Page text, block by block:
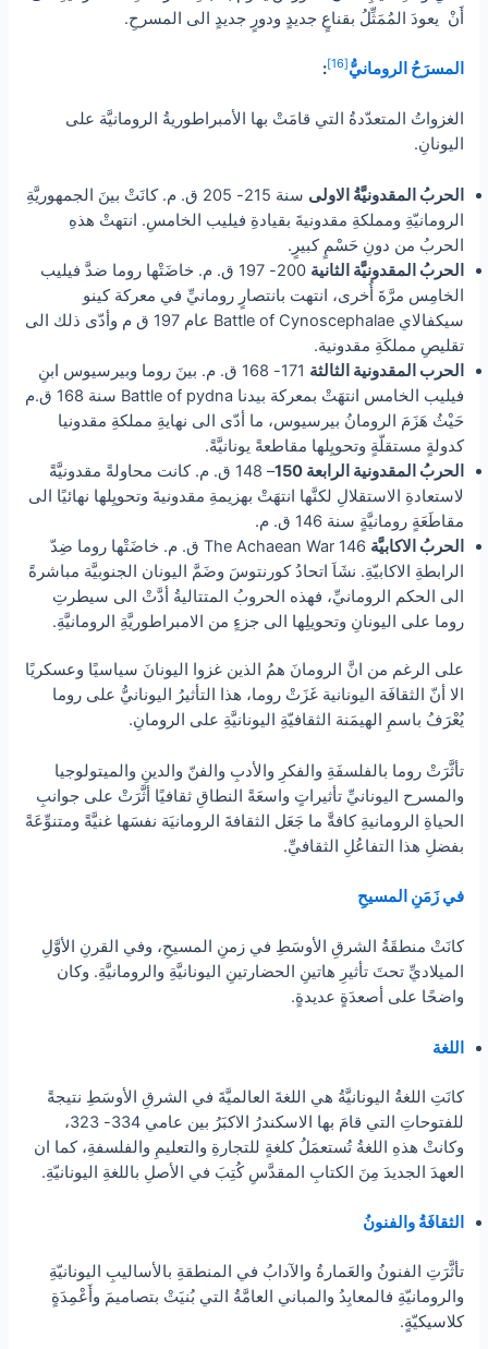
أَنْ يعودَ المُمَثِّلُ بقناعٍ جديدٍ ودورٍ جديدٍ الى المسرحِ.
المسرَحُ الرومانيُّ[16]
:
الغزواتُ المتعدّدةُ التي قامَتْ بها الأمبراطوريةُ الرومانيَّة على
اليونانِ.
الحربُ المقدونيَّةُ الاولى
سنة 215- 205 ق. م. كانَتْ بينَ الجمهوريَّةِ
الرومانيّةِ ومملكةِ مقدونيةَ بقيادةِ فيليب الخامسِ. انتهتْ هذهِ
الحربُ من دونِ حَسْمٍ كبيرٍ.
الحربُ المقدونيَّة الثانية
200- 197 ق. م. خاضَتْها روما ضدَّ فيليب
الخامِس مرَّةَ أُخرى، انتهت بانتصارٍ رومانيِّ في معركة كينو
سيكفالاي Battle of Cynoscephalae عام 197 ق م وأدّى ذلك الى
تقليصِ مملكَةِ مقدونية.
الحرب المقدونية الثالثة
171- 168 ق. م. بينَ روما وبيرسيوس ابنِ
فيليب الخامس انتهَتْ بمعركة بيدنا Battle of pydna سنة 168 ق.م
حَيْثُ هَزَمَ الرومانُ بيرسيوس، ما أدّى الى نهايةِ مملكةِ مقدونيا
كدولةٍ مستقلّةٍ وتحويِلها مقاطعةً يونانيَّةً.
الحربُ المقدونية الرابعة 150
– 148 ق. م. كانت محاولةً مقدونيَّةً
لاستعادةِ الاستقلالِ لكنَّها انتهَتْ بهزيمةِ مقدونيةَ وتحويِلها نهائيًا الى
مقاطَعَةٍ رومانيَّةٍ سنة 146 ق. م.
الحربُ الاكابيَّة
The Achaean War 146 ق. م. خاضَتْها روما ضِدّ
الرابطةِ الاكابيّةِ. نشَاَ اتحادُ كورنتوسَ وضَمَّ اليونان الجنوبيَّة مباشرةً
الى الحكم الرومانيِّ، فهذه الحروبُ المتتاليةُ أدَّتْ الى سيطرتِ
روما على اليونانِ وتحويلِها الى جزءٍ من الامبراطوريَّةِ الرومانيَّةِ.
على الرغم من انَّ الرومانَ همُ الذين غزوا اليونانَ سياسيًا وعسكريًا
الا أنّ الثقافَة اليونانية غَزَتْ روما، هذا التأثيرُ اليونانيُّ على روما
يُعْرَفُ باسمِ الهيمَنة الثقافيّةِ اليونانيَّةِ على الرومانِ.
تأثَّرَتْ روما بالفلسفَةِ والفكرِ والأدبِ والفنّ والدينِ والميتولوجيا
والمسرح اليونانيِّ تأثيراتٍ واسعَةً النطاقِ ثقافيًا أثَّرَتْ على جوانبِ
الحياةِ الرومانيةِ كافةَّ ما جَعَل الثقافةَ الرومانيَة نفسَها غنيَّةً ومتنوِّعَةً
بفضلِ هذا التفاعُلِ الثقافيِّ.
في زَمَنِ المسيحِ
كانَتْ منطقَةُ الشرقِ الأوسَطِ في زمنِ المسيحِ، وفي القرنِ الأوَّلِ
الميلاديِّ تحتَ تأثيرِ هاتينِ الحضارتينِ اليونانيَّةِ والرومانيَّةِ. وكان
واضحًا على أصعدَةٍ عديدةٍ.
اللغة
كانَتِ اللغةُ اليونانيَّةُ هي اللغةَ العالميَّةَ في الشرقِ الأوسَطِ نتيجةً
للفتوحاتِ التي قامَ بها الاسكندرُ الاكبَرُ بين عامي 334- 323،
وكانتْ هذهِ اللغةُ تُستعمَلُ كلغةٍ للتجارةِ والتعليمِ والفلسفةِ، كما ان
العهدَ الجديدَ مِنَ الكتابِ المقدَّسِ كُتِبَ في الأصلِ باللغةِ اليونانيّةِ.
الثقافَةُ والفنونُ
تأثَّرَتِ الفنونُ والعَمارةُ والآدابُ في المنطقةِ بالأساليبِ اليونانيّةِ
والرومانيّةِ فالمعابِدُ والمباني العامَّةُ التي بُنيَتْ بتصاميمَ وأَعْمِدَةٍ
كلاسيكيّةٍ.